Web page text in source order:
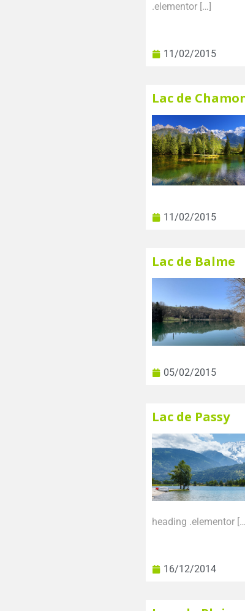
.elementor […]
11/02/2015
Lac de
11/02/2015
Lac de Balme
05/02/2015
Lac de Passy
heading .elementor
16/12/2014